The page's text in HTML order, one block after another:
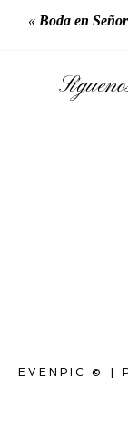
« Boda en
EVENPIC ©